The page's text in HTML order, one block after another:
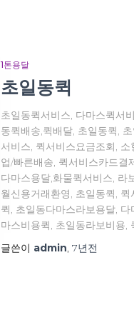
1톤용달
초일동퀵
초일동퀵서비스, 다마스퀵서
동퀵배송,퀵배달, 초일동퀵,
서비스, 퀵서비스요금조회,
업/빠른배송, 퀵서비스카드결
다마스용달,화물퀵서비스, 라
월신용거래환영, 초일동퀵,
퀵, 초일동다마스라보용달,
마스비용퀵, 초일동라보비용,
글쓴이 admin, 7년전